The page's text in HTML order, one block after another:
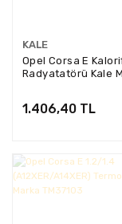
KALE
Opel Corsa E
Radyatatörü Kale
1.406,40 TL